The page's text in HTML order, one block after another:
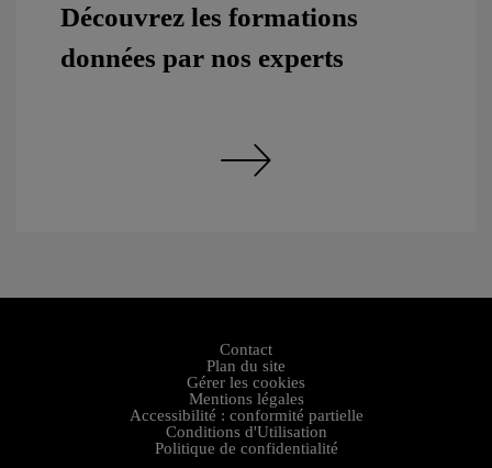
Découvrez les formations
données par nos experts
Contact
Plan du site
Gérer les cookies
Mentions légales
Accessibilité : conformité partielle
Conditions d'Utilisation
Politique de confidentialité